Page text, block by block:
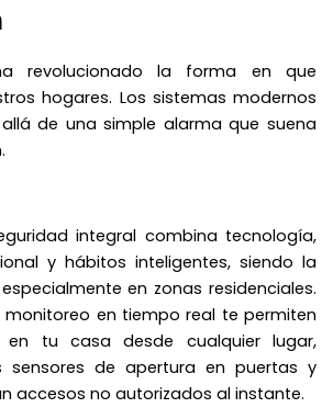
revolucionado la forma en que
hogares. Los sistemas modernos
de una simple alarma que suena
integral combina tecnología,
y hábitos inteligentes, siendo la
en zonas residenciales.
en tiempo real te permiten
tu casa desde cualquier lugar,
sensores de apertura en puertas y
accesos no autorizados al instante.